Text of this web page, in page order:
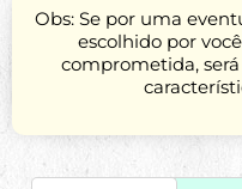
Obs: Se por uma
escolhido por
comprometida,